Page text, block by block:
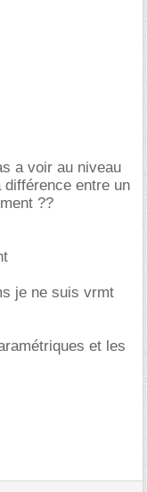
a voir au niveau
entre un
??
je ne suis vrmt
et les